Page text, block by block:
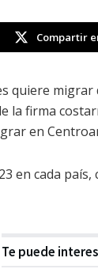
Compartir
quiere
la firma
en
en cada país,
Te puede